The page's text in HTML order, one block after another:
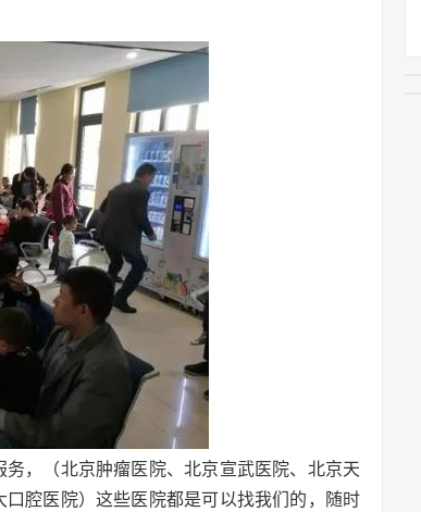
，（北京肿瘤医院、北京宣武医院、北京天
腔医院）这些医院都是可以找我们的，随时